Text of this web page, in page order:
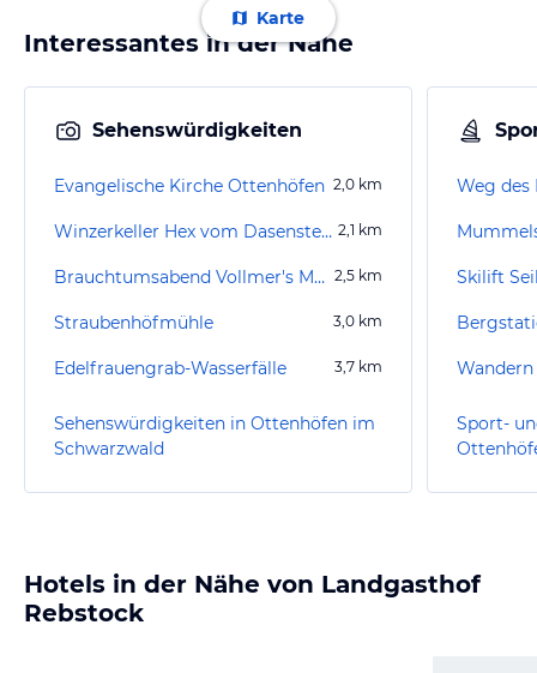
Karte
Interessantes in der Nähe
Sehenswürdigkeiten
Evangelische Kirche Ottenhöfen 2,0 km
Winzerkeller Hex vom Dasenstein 2,1 km
Brauchtumsabend Vollmer's Mühle 2,5 km
Straubenhöfmühle 3,0 km
Edelfrauengrab-Wasserfälle 3,7 km
Sehenswürdigkeiten in Ottenhöfen im
Schwarzwald
Weg des
Skilift
Sport-
Hotels in der Nähe von Landgasthof
Rebstock